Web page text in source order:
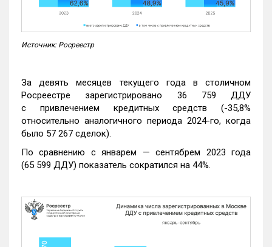
Источник: Росреестр
За девять месяцев текущего года в столичном
Росреестре зарегистрировано 36 759 ДДУ
с привлечением кредитных средств (-35,8%
относительно аналогичного периода 2024-го, когда
было 57 267 сделок).
По сравнению с январем — сентябрем 2023 года
(65 599 ДДУ) показатель сократился на 44%.